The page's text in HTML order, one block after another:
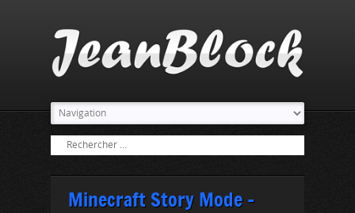
Minecraft Story Mode –